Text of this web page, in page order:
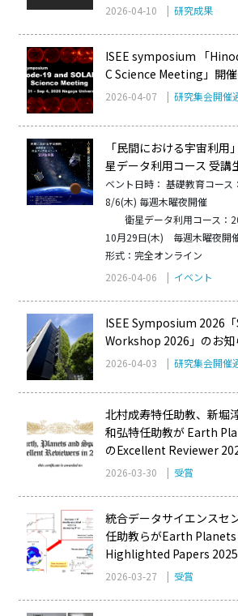
2026-04-10 | 研究成果
ISEE symposium 「
C Science Meeting」開
2026-04-07 | 研究集会開催
「民間における宇宙利
星データ利用コース 受講
ベント日時： 基礎教育コー
8/6(木) 毎週木曜夜開催
衛星データ利用コース：
10月29日(木) 毎週木曜夜開
形式：完全オンライン
2026-04-06 | イベント
ISEE Symposium 2026
Workshop 2026」のお知
2026-04-03 | 研究集会開催
北村成寿特任助教、新堀
和弘特任助教が Earth
のExcellent Reviewer
2026-03-30 | 受賞
統合データサイエンスセ
任助教らがEarth Planets
Highlighted Papers
2026-03-27 | 受賞